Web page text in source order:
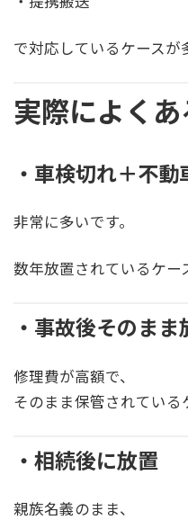
で対応しているケースが
実際によく
・車検切れ＋不動
非常に多いです。
数年放置されているケー
・事故後そのまま
修理費が高額で、
そのまま保管されている
・相続後に放置
親族名義のまま、